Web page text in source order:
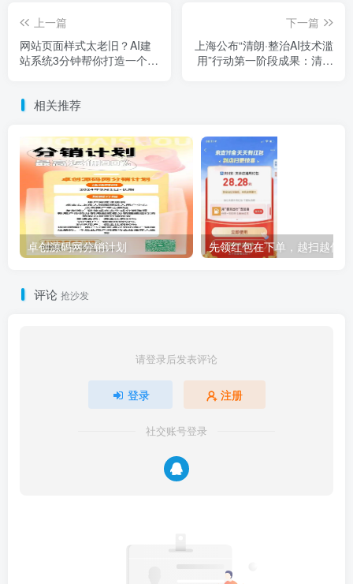
上一篇
网站页面样式太老旧？AI建
站系统3分钟帮你打造一个全
下一篇
上海公布“清朗·整治AI技术滥
用”行动第一阶段成果：清理
相关推荐
卓创源码网分销计划 先领红包在下单，越扫越优
评论 抢沙发
请登录后发表评论
登录 注册
社交账号登录